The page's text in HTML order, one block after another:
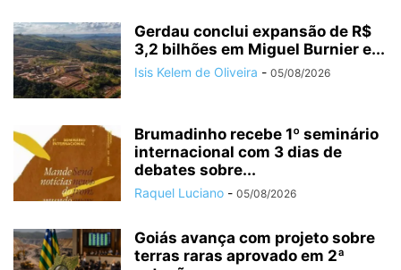
Gerdau conclui expansão de R$
3,2 bilhões em Miguel Burnier e...
Isis Kelem de Oliveira - 05/08/2026
Brumadinho recebe 1º seminário
internacional com 3 dias de
debates sobre...
Raquel Luciano - 05/08/2026
Goiás avança com projeto sobre
terras raras aprovado em 2ª